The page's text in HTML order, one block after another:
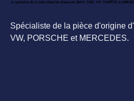
Spécialiste de la pièce d'origine
VW, PORSCHE et MERCEDES.